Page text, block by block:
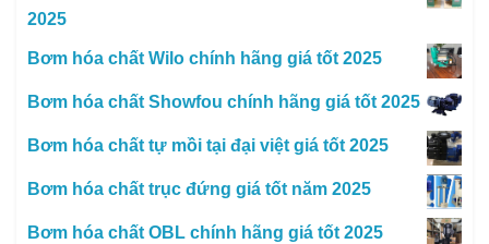
2025
Bơm hóa chất Wilo chính hãng giá tốt 2025
Bơm hóa chất Showfou chính hãng giá tốt 2025
Bơm hóa chất tự mồi tại đại việt giá tốt 2025
Bơm hóa chất trục đứng giá tốt năm 2025
Bơm hóa chất OBL chính hãng giá tốt 2025